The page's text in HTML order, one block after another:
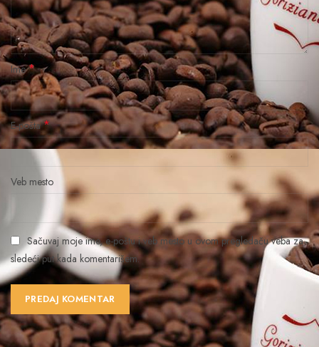
Ime*
E-pošta*
Veb mesto
Sačuvaj moje ime, e-poštu i veb mesto u ovom pregledaču veba za
sledeći put kada komentarišem.